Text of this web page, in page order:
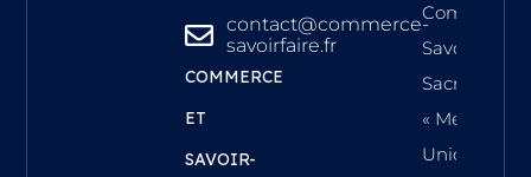
contact@commerce-
savoirfaire.fr
COMMERCE
ET
SAVOIR-
Commerce
Savoir-Faire
Sacrée
« Meilleure
Union